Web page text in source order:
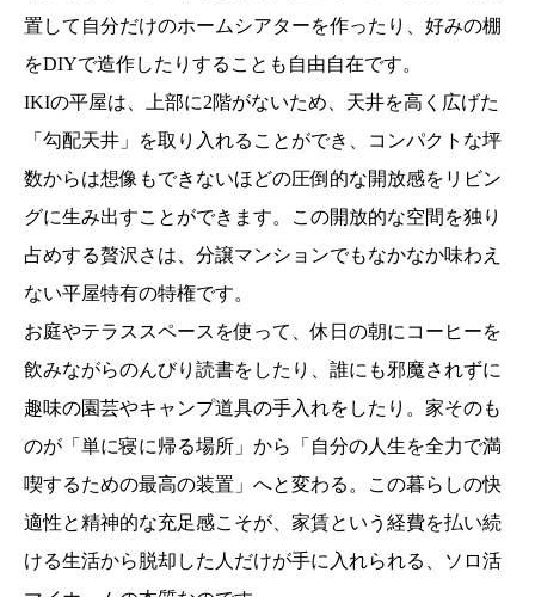
置して自分だけのホームシアターを作ったり、好みの棚
をDIYで造作したりすることも自由自在です。
IKIの平屋は、上部に2階がないため、天井を高く広げた
「勾配天井」を取り入れることができ、コンパクトな坪
数からは想像もできないほどの圧倒的な開放感をリビン
グに生み出すことができます。この開放的な空間を独り
占めする贅沢さは、分譲マンションでもなかなか味わえ
ない平屋特有の特権です。
お庭やテラススペースを使って、休日の朝にコーヒーを
飲みながらのんびり読書をしたり、誰にも邪魔されずに
趣味の園芸やキャンプ道具の手入れをしたり。家そのも
のが「単に寝に帰る場所」から「自分の人生を全力で満
喫するための最高の装置」へと変わる。この暮らしの快
適性と精神的な充足感こそが、家賃という経費を払い続
ける生活から脱却した人だけが手に入れられる、ソロ活